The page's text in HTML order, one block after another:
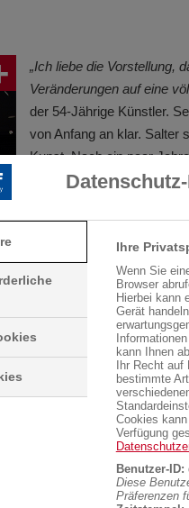
„Ich liebe die Vorstellung,
Veränderungen auf eine
der 54-Jährige Künstler.
von Anfang an klar. Salter
Kunst. Nach ein paar
mehr des„kapitalistischen
kommentieren.„Ich
wegschmeißen und
beschreibt Salter seine
Genau das ist es, was Ihn
inspirierte. Als großer Fan
Welt der Science-Fiction,
„Ich schätze,
freundlich oder sogar
oder aggressiv. Ich wollte
und das war meine erste
überdimensionalen
als Werkstoff zu
Ihre
Wenn Sie
Browser
Hierbei kann
Gerät
kann Ihnen
Ihr Recht auf
bestimmte
Cookies
Verfügung
Benutzer-ID:
Diese
Präferenzen